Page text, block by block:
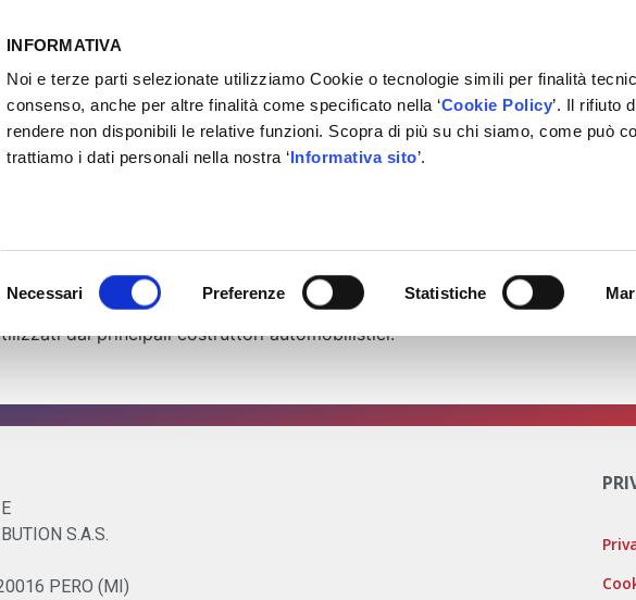
INFORMATIVA
Noi e terze parti selezionate utilizziamo Cookie o tecnologie simili per finalità
consenso, anche per altre finalità come specificato nella ‘Cookie Policy’. Il rifiuto
rendere non disponibili le relative funzioni. Scopra di più su chi siamo, come può
trattiamo i dati personali nella nostra ‘Informativa sito’.
del
Necessari Preferenze Statistiche
XMASTER PRIVATE LABEL FORNITORI PARTNER BACHECA
è la conoscenza la manutenzione e l’approfondimento diagnostico delle
dai principali costruttori automobilistici.
S.A.S.
PERO (MI)